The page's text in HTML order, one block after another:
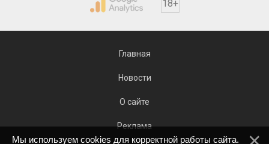
18+
Главная
Новости
О сайте
Реклама
Мы используем cookies для корректной работы сайта.